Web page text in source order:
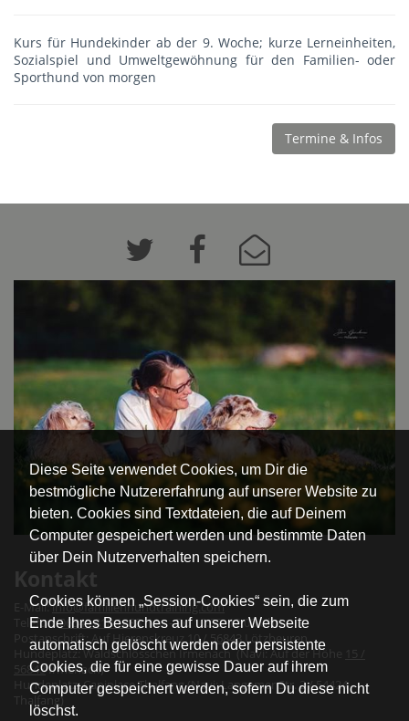
Diese Seite verwendet Cookies, um Dir die
bestmögliche Nutzererfahrung auf unserer Website zu
bieten. Cookies sind Textdateien, die auf Deinem
Computer gespeichert werden und bestimmte Daten
über Dein Nutzerverhalten speichern.
Cookies können „Session-Cookies“ sein, die zum
Ende Ihres Besuches auf unserer Webseite
automatisch gelöscht werden oder persistente
Cookies, die für eine gewisse Dauer auf ihrem
Computer gespeichert werden, sofern Du diese nicht
löschst.
Kurs für Hundekinder ab der 9. Woche; kurze Lerneinheiten,
Sozialspiel und Umweltgewöhnung für den Familien- oder
Sporthund von morgen
Termine & Infos
Kontakt
E-Mail:info@familienhundtraining.com
Telefon:06543 818 1888(Mo - Do 10:00- 12:00 Uhr)
Postanschrift: Auf Hierenskreuz10 / 56843Lötzbeuren
Hundeplatz: Waldschlösschen Irmenach (Navi: Auf der Höhe
15 /
56843Irmenach)
Hundeplatz: Caniplace Thalfang (Navi: Langemer Str. 2 / 54424
Thalfang)